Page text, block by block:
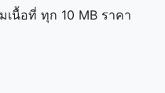
เนื้อที่ ทุก 10 MB ราคา